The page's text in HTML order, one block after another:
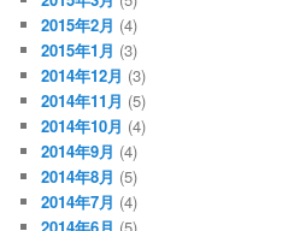
2015年2月 (4)
2015年1月 (3)
2014年12月 (3)
2014年11月 (5)
2014年10月 (4)
2014年9月 (4)
2014年8月 (5)
2014年7月 (4)